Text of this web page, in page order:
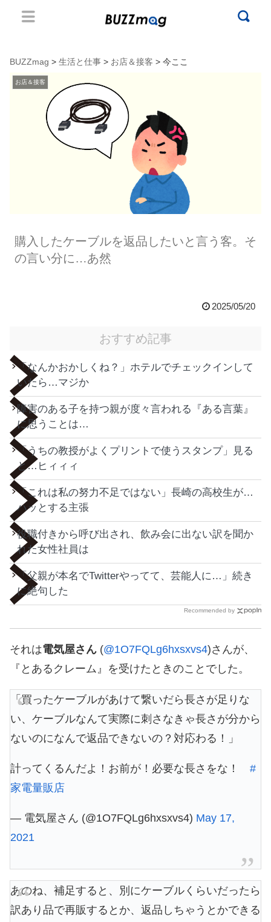
BUZZmag > 生活と仕事 > お店＆接客 > 今ここ
お店＆接客
購入したケーブルを返品したいと言う客。そ
の言い分に…あ然
2025/05/20
おすすめ記事
「なんかおかしくね？」ホテルでチェックインして
いたら…マジか
障害のある子を持つ親が度々言われる『ある言葉』
に思うことは…
「うちの教授がよくプリントで使うスタンプ」見る
と…ヒィィィ
「これは私の努力不足ではない」長崎の高校生が…
ハッとする主張
役職付きから呼び出され、飲み会に出ない訳を聞か
れた女性社員は
「父親が本名でTwitterやってて、芸能人に…」続き
に絶句した
Recommended by
それは電気屋さん (@1O7FQLg6hxsxvs4)さんが、
『とあるクレーム』を受けたときのことでした。
「買ったケーブルがあけて繋いだら長さが足りな
い、ケーブルなんて実際に刺さなきゃ長さが分から
ないのになんで返品できないの？対応わる！」
計ってくるんだよ！お前が！必要な長さをな！ #
家電量販店
— 電気屋さん (@1O7FQLg6hxsxvs4) May 17,
2021
あのね、補足すると、別にケーブルくらいだったら
訳あり品で再販するとか、返品しちゃうとかできる